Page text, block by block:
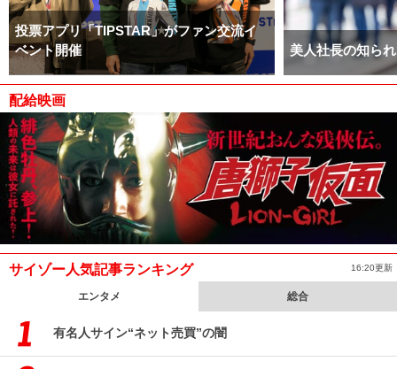
投票アプリ「TIPSTAR」がファン交流イ
ベント開催
美人社長の知ら
配給映画
サイゾー人気記事ランキング 16:20更新
エンタメ 総合
有名人サイン“ネット売買”の闇